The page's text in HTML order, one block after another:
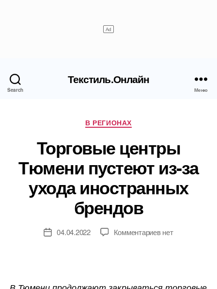
Search
Текстиль.Онлайн
Меню
Рубрики
В РЕГИОНАХ
Торговые центры
Тюмени пустеют из-за
ухода иностранных
брендов
Дата04.04.2022 Комментариевк
пустеют
нет